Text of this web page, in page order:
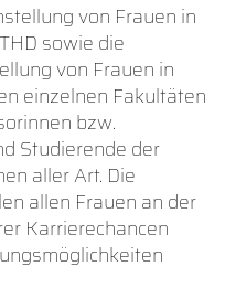
von Frauen in
sowie die
von Frauen in
einzelnen Fakultäten
bzw.
Studierende der
aller Art. Die
allen Frauen an der
Karrierechancen